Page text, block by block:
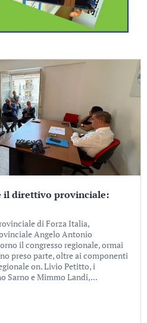
il direttivo provinciale:
di Forza Italia,
Angelo Antonio
il congresso regionale, ormai
preso parte, oltre ai componenti
on. Livio Petitto, i
Sarno e Mimmo Landi,...